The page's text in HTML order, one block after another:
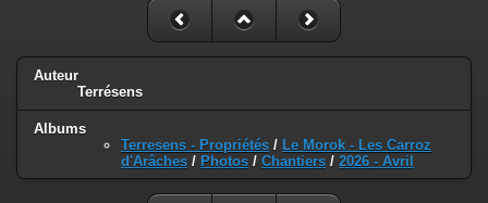
Auteur
Terrésens
Albums
Terresens - Propriétés / Le Morok - Les Carroz
d'Arâches / Photos / Chantiers / 2026 - Avril